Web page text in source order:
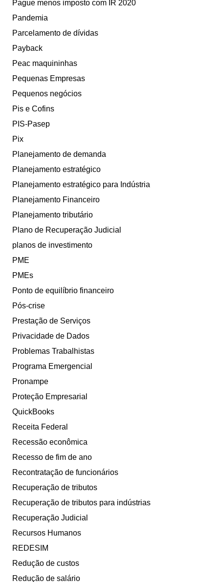
Pague menos imposto com IR 2020
Pandemia
Parcelamento de dívidas
Payback
Peac maquininhas
Pequenas Empresas
Pequenos negócios
Pis e Cofins
PIS-Pasep
Pix
Planejamento de demanda
Planejamento estratégico
Planejamento estratégico para Indústria
Planejamento Financeiro
Planejamento tributário
Plano de Recuperação Judicial
planos de investimento
PME
PMEs
Ponto de equilíbrio financeiro
Pós-crise
Prestação de Serviços
Privacidade de Dados
Problemas Trabalhistas
Programa Emergencial
Pronampe
Proteção Empresarial
QuickBooks
Receita Federal
Recessão econômica
Recesso de fim de ano
Recontratação de funcionários
Recuperação de tributos
Recuperação de tributos para indústrias
Recuperação Judicial
Recursos Humanos
REDESIM
Redução de custos
Redução de salário